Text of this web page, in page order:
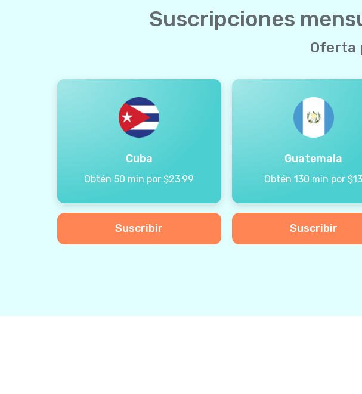
Suscripciones
Oferta
Cuba
Obtén 50 min por $23.99
Suscribir
Guatemala
Obtén 130 min por $13
Suscribir